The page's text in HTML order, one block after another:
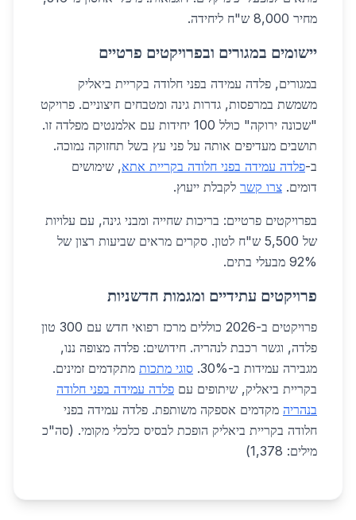
מחיר 8,000 ש"ח ליחידה.
יישומים במגורים ובפרויקטים פרטיים
במגורים, פלדה עמידה בפני חלודה בקריית ביאליק
משמשת במרפסות, גדרות גינה ומטבחים חיצוניים. פרויקט
"שכונה ירוקה" כולל 100 יחידות עם אלמנטים מפלדה זו.
תושבים מעדיפים אותה על פני עץ בשל תחזוקה נמוכה.
ב-פלדה עמידה בפני חלודה בקריית אתא, שימושים
דומים. צרו קשר לקבלת ייעוץ.
בפרויקטים פרטיים: בריכות שחייה ומבני גינה, עם עלויות
של 5,500 ש"ח לטון. סקרים מראים שביעות רצון של
92% מבעלי בתים.
פרויקטים עתידיים ומגמות חדשניות
פרויקטים ב-2026 כוללים מרכז רפואי חדש עם 300 טון
פלדה, וגשר רכבת לנהריה. חידושים: פלדה מצופה ננו,
מגבירה עמידות ב-30%.
סוגי מתכות מתקדמים זמינים.
בקריית ביאליק, שיתופים עם פלדה עמידה בפני חלודה
בנהריה מקדמים אספקה משותפת. פלדה עמידה בפני
חלודה בקריית ביאליק הופכת לבסיס כלכלי מקומי. (סה"כ
מילים: 1,378)